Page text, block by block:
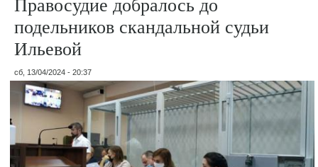
подельников скандальной судьи
Ильевой
сб, 13/04/2024 - 20:37